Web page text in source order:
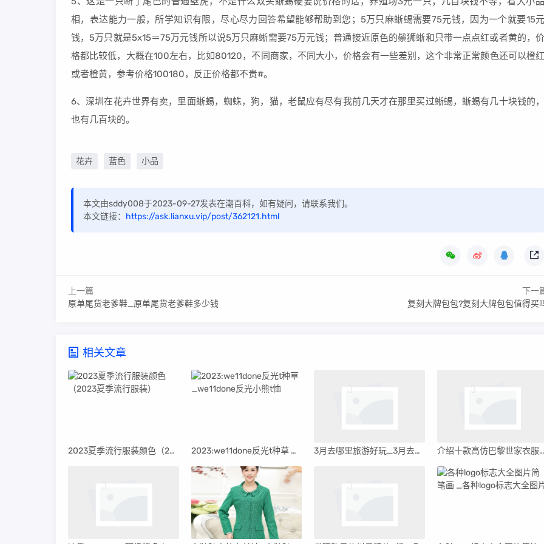
相，表达能力一般，所学知识有限，尽心尽力回答希望能够帮助到您；5万只麻蜥蜴需要75元钱，因为一个就要15元
钱，5万只就是5x15＝75万元钱所以说5万只麻蜥需要75万元钱；普通接近原色的鬃狮蜥和只带一点点红或者黄的，价
格都比较低，大概在100左右，比如80120，不同商家，不同大小，价格会有一些差别，这个非常正常颜色还可以橙红
或者橙黄，参考价格100180，反正价格都不贵#。
6、深圳在花卉世界有卖，里面蜥蜴，蜘蛛，狗，猫，老鼠应有尽有我前几天才在那里买过蜥蜴，蜥蜴有几十块钱的，
也有几百块的。
花卉 蓝色 小品
本文由sddy008于2023-09-27发表在潮百科，如有疑问，请联系我们。
本文链接： https://ask.lianxu.vip/post/362121.html
上一篇
原单尾货老爹鞋_原单尾货老爹鞋多少钱
下一
复刻大牌包包?复刻大牌包包值得买
相关文章
2023夏季流行服装颜色（2023夏季流行服装） 2023:we11done反光t种草 _we11done反光小熊t恤 3月去哪里旅游好玩_3月去哪里旅游好玩又便宜 介绍十款高仿巴黎世家衣服真假对比(巴黎世家衣服真假对比图片)